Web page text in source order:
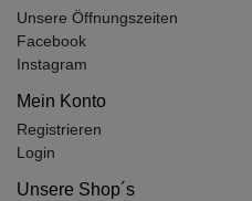
Unsere Öffnungszeiten
Facebook
Instagram
Mein Konto
Registrieren
Login
Unsere Shop´s